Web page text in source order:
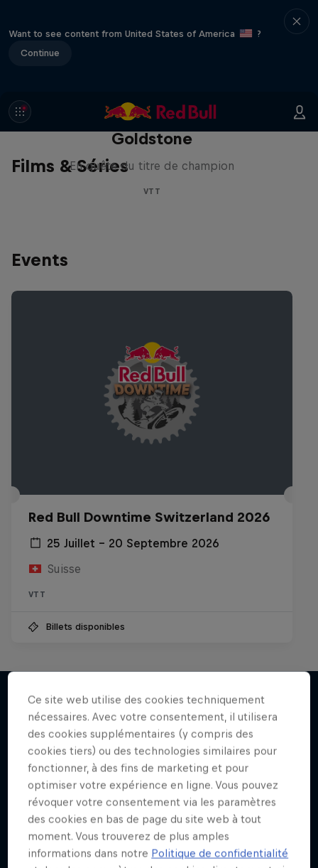
Want to see content from United States of America
?
Continue
Films & Séries
La recherche de la
milliseconde: Jackson
Goldstone
En quête du titre de champion
VTT
Events
Red Bull Downtime Switzerland 2026
25 Juillet – 20 Septembre 2026
Suisse
VTT
Billets disponibles
J'en veux encore !
Ce site web utilise des cookies techniquement
nécessaires. Avec votre consentement, il utilisera
des cookies supplémentaires (y compris des
cookies tiers) ou des technologies similaires pour
fonctionner, à des fins de marketing et pour
optimiser votre expérience en ligne. Vous pouvez
révoquer votre consentement via les paramètres
des cookies en bas de page du site web à tout
moment. Vous trouverez de plus amples
informations dans notre Politique de confidentialité